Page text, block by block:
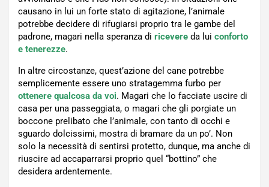
causano in lui un forte stato di agitazione, l’animale
potrebbe decidere di rifugiarsi proprio tra le gambe del
padrone, magari nella speranza di ricevere da lui conforto
e tenerezze.
In altre circostanze, quest’azione del cane potrebbe
semplicemente essere uno stratagemma furbo per
ottenere qualcosa da voi. Magari che lo facciate uscire di
casa per una passeggiata, o magari che gli porgiate un
boccone prelibato che l’animale, con tanto di occhi e
sguardo dolcissimi, mostra di bramare da un po’. Non
solo la necessità di sentirsi protetto, dunque, ma anche di
riuscire ad accaparrarsi proprio quel “bottino” che
desidera ardentemente.